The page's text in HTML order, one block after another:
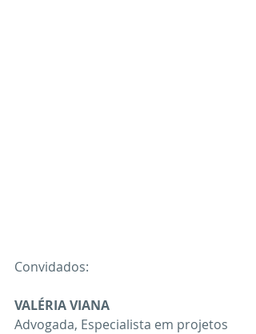
Convidados:
VALÉRIA VIANA
Advogada, Especialista em projetos